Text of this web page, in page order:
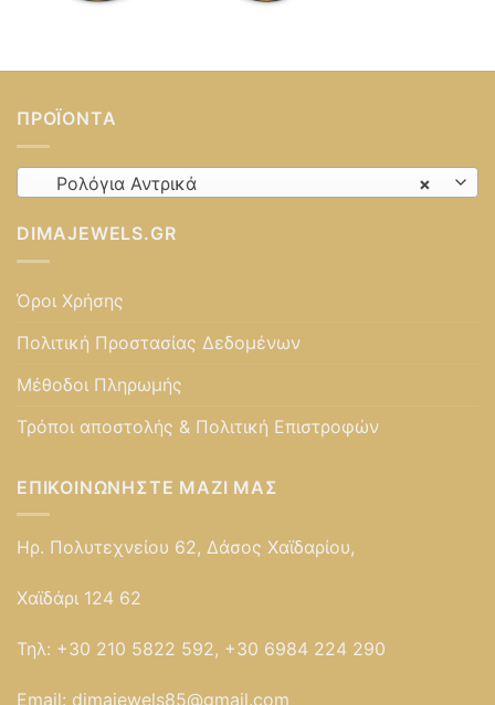
ΠΡΟΪΌΝΤΑ
×
Ρολόγια Αντρικά
DIMAJEWELS.GR
Όροι Χρήσης
Πολιτική Προστασίας Δεδομένων
Μέθοδοι Πληρωμής
Τρόποι αποστολής & Πολιτική Επιστροφών
ΕΠΙΚΟΙΝΩΝΉΣΤΕ ΜΑΖΊ ΜΑΣ
Ηρ. Πολυτεχνείου 62, Δάσος Χαϊδαρίου,
Χαϊδάρι 124 62
Τηλ: +30 210 5822 592, +30 6984 224 290
Email: dimajewels85@gmail.com